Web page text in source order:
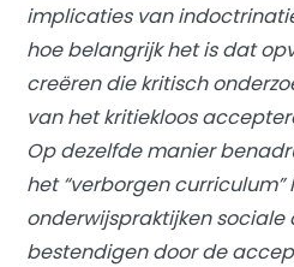
implicaties van
hoe belangrijk het is dat
creëren die kritisch
van het kritiekloos
Op dezelfde manier
het “verborgen
onderwijspraktijken sociale
bestendigen door de